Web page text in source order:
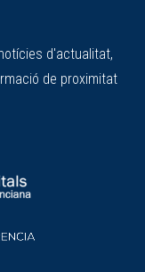
d'actualitat,
de proximitat